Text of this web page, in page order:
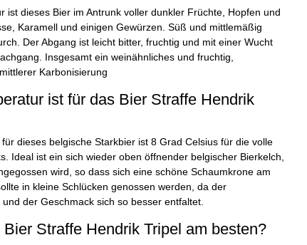
ist dieses Bier im Antrunk voller dunkler Früchte, Hopfen und
Karamell und einigen Gewürzen. Süß und mittlemäßig
Der Abgang ist leicht bitter, fruchtig und mit einer Wucht
Insgesamt ein weinähnliches und fruchtig,
Karbonisierung
ist für das Bier Straffe Hendrik
dieses belgische Starkbier ist 8 Grad Celsius für die volle
Ideal ist ein sich wieder oben öffnender belgischer Bierkelch,
wird, so dass sich eine schöne Schaumkrone am
in kleine Schlücken genossen werden, da der
der Geschmack sich so besser entfaltet.
Straffe Hendrik Tripel am besten?